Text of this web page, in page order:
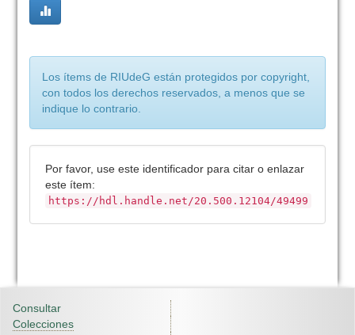
Los ítems de RIUdeG están protegidos por copyright,
con todos los derechos reservados, a menos que se
indique lo contrario.
Por favor, use este identificador para citar o enlazar
este ítem:
https://hdl.handle.net/20.500.12104/49499
Consultar
Colecciones